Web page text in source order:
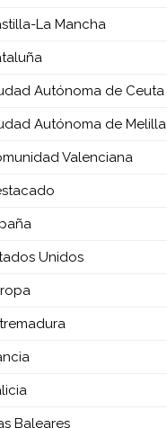
La Mancha
Autónoma de Ceuta
Autónoma de Melilla
Valenciana
Unidos
Baleares